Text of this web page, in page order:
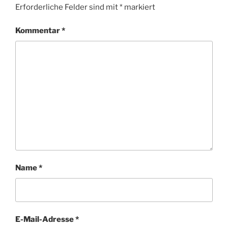
Erforderliche Felder sind mit* markiert
Kommentar*
Name*
E-Mail-Adresse*